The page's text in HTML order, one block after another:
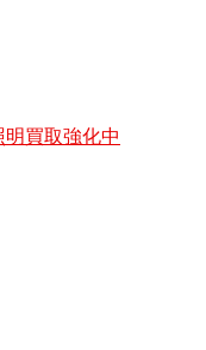
買取強化中